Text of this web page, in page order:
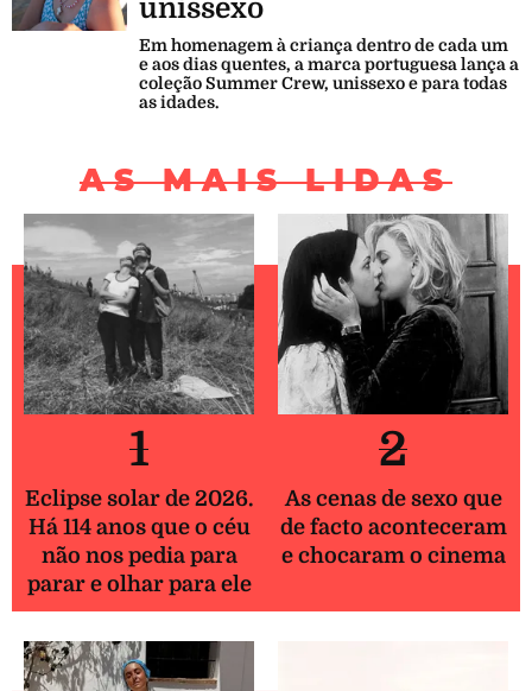
unissexo
Em homenagem à criança dentro de cada um
e aos dias quentes, a marca portuguesa lança a
coleção Summer Crew, unissexo e para todas
as idades.
AS MAIS LIDAS
1
Eclipse solar de 2026.
Há 114 anos que o céu
não nos pedia para
parar e olhar para ele
2
As cenas de sexo que
de facto aconteceram
e chocaram o cinema